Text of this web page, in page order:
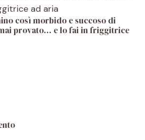
così morbido e succoso di
provato… e lo fai in friggitrice